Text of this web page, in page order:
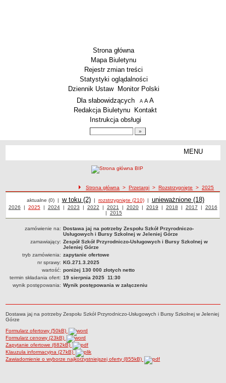
Strona główna
Mapa Biuletynu
Rejestr zmian treści
Statystyki oglądalności
Dziennik Ustaw
Monitor Polski
Menu dodatkowe
Dla słabowidzących A pomniejsz czcionkę
A standardowy rozmiar czcionki
A
Redakcja Biuletynu
Kontakt
Instrukcja obsługi
MENU
Szkoły podstawowe
Inne placówki
PRACA W PLACÓWKACH OŚWIATWYCH
PRZETARGI
SPRAWOZDANIA FINANSOWE
2018
2020
2022
2023
2024
ścieżka nawigacji
Strona główna >Przetargi >Rozstrzygnięte >2025
Przetargi
aktualne (0)| Przetargi
w toku (2)| rozstrzygnięte (210)| Przetargi
unieważnione (18)
Przetargi z roku
2026 | Przetargi z roku
2025| Przetargi z roku
2024| Przetargi z roku
2023 | Przetargi z roku
2022 | Przetargi z roku
2021 | Przetargi z roku
2020| Przetargi z roku
2019 | Przetargi z roku
2018 | Przetargi z roku
2017 | Przetargi
2016
| Przetargi z roku
2015
zamówienie na: Dostawa jaj na potrzeby Zespołu Szkół Przyrodniczo-
Usługowych i Bursy Szkolnej w Jeleniej Górze
zamawiający: Zespół Szkół Przyrodniczo-Usługowych i Bursy Szkolnej w
Jeleniej Górze
tryb zamówienia: zapytanie ofertowe
nr sprawy: KG.271.3.2025
wartość: poniżej 130 000 złotych netto
termin składania ofert: 19 sierpnia 2025 11:30
wynik postępowania: Wynik postępowania w załączeniu
Dostawa jaj na potrzeby Zespołu Szkół Przyrodniczo-Usługowych i Bursy Szkolnej w Jeleniej
Górze
Formularz ofertowy (50kB)
Formularz cenowy (23kB)
Zapytanie ofertowe (682kB)
Klauzula informacyjna (27kB)
Zawiadomienie o wyborze najkorzystniejszej oferty (855kB)